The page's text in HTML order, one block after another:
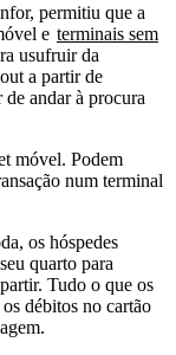
permitiu que a
e terminais sem
usufruir da
a partir de
andar à procura
móvel. Podem
num terminal
os hóspedes
quarto para
Tudo o que os
débitos no cartão